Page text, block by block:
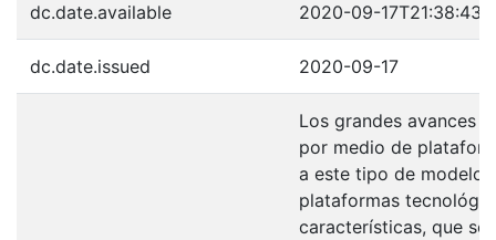
dc.date.available 2020-09-17T21:38:43Z
dc.date.issued 2020-09-17
Los grandes avances
por medio de
a este tipo de modelo
plataformas
características, que